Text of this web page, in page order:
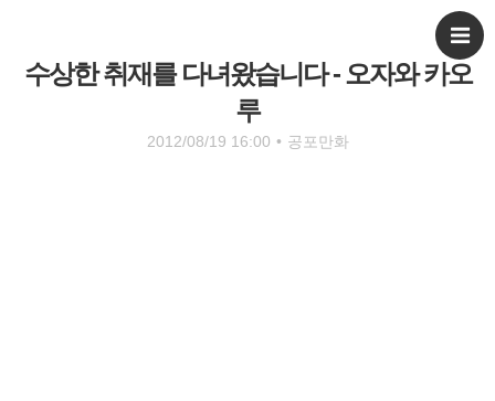
수상한 취재를 다녀왔습니다 - 오자와 카오
루
2012/08/19 16:00 • 공포만화